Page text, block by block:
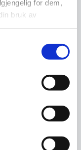
for dem,
bruk av